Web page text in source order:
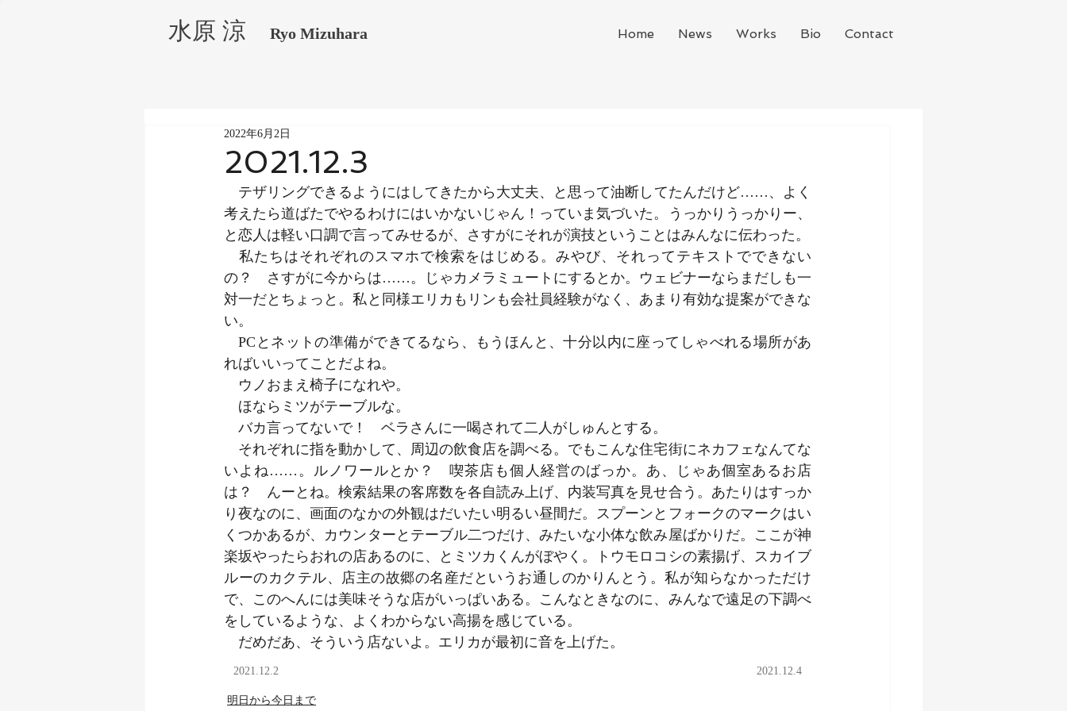
水原 涼 Ryo Mizuhara Home News Works Bio Contact
2021.12.3
2022年6月2日
テザリングできるようにはしてきたから大丈夫、と思って油断してたんだけど……、よく
考えたら道ばたでやるわけにはいかないじゃん！っていま気づいた。うっかりうっかりー、
と恋人は軽い口調で言ってみせるが、さすがにそれが演技ということはみんなに伝わった。
私たちはそれぞれのスマホで検索をはじめる。みやび、それってテキストでできない
の？　さすがに今からは……。じゃカメラミュートにするとか。ウェビナーならまだしも一
対一だとちょっと。私と同様エリカもリンも会社員経験がなく、あまり有効な提案ができな
い。
PCとネットの準備ができてるなら、もうほんと、十分以内に座ってしゃべれる場所があ
ればいいってことだよね。
ウノおまえ椅子になれや。
ほならミツがテーブルな。
バカ言ってないで！　ベラさんに一喝されて二人がしゅんとする。
それぞれに指を動かして、周辺の飲食店を調べる。でもこんな住宅街にネカフェなんてな
いよね……。ルノワールとか？　喫茶店も個人経営のばっか。あ、じゃあ個室あるお店
は？　んーとね。検索結果の客席数を各自読み上げ、内装写真を見せ合う。あたりはすっか
り夜なのに、画面のなかの外観はだいたい明るい昼間だ。スプーンとフォークのマークはい
くつかあるが、カウンターとテーブル二つだけ、みたいな小体な飲み屋ばかりだ。ここが神
楽坂やったらおれの店あるのに、とミツカくんがぼやく。トウモロコシの素揚げ、スカイブ
ルーのカクテル、店主の故郷の名産だというお通しのかりんとう。私が知らなかっただけ
で、このへんには美味そうな店がいっぱいある。こんなときなのに、みんなで遠足の下調べ
をしているような、よくわからない高揚を感じている。
だめだあ、そういう店ないよ。エリカが最初に音を上げた。
2021.12.4
2021.12.2
明日から今日まで